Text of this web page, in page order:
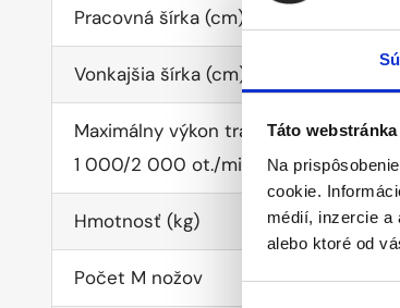
Táto
Na
cookie.
médií, inzercie a
alebo ktoré od
Pracovná šírka (cm)
Vonkajšia šírka (cm)
Maximálny výkon traktora v k
1 000/2 000 ot./min
Hmotnosť (kg)
Počet M nožov